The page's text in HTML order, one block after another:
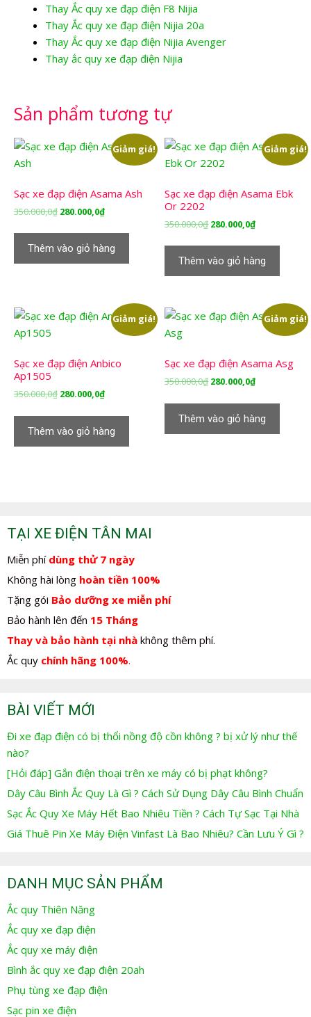
Thay Ắc quy xe đạp điện F8 Nijia
Thay Ắc quy xe đạp điện Nijia 20a
Thay Ắc quy xe đạp điện Nijia Avenger
Thay ắc quy xe đạp điện Nijia
Sản phẩm tương tự
Giảm giá!
Sạc xe đạp điện Asama Ash
350.000,0₫ Giá
350.000,0₫.
280.000,0₫Giá
là:
280.000,0₫.
Thêm vào giỏ hàng
Giảm giá!
Sạc xe đạp điện Asama Ebk
Or 2202
350.000,0₫ Giá
350.000,0₫.
280.000,0₫Giá
là:
280.000,0₫.
Thêm vào giỏ hàng
Giảm giá!
Sạc xe đạp điện Anbico
Ap1505
350.000,0₫ Giá
350.000,0₫.
280.000,0₫Giá
là:
280.000,0₫.
Thêm vào giỏ hàng
Giảm giá!
Sạc xe đạp điện Asama Asg
350.000,0₫ Giá
350.000,0₫.
280.000,0₫Giá
là:
280.000,0₫.
Thêm vào giỏ hàng
TẠI XE ĐIỆN TÂN MAI
Miễn phí dùng thử 7 ngày
Không hài lòng hoàn tiền 100%
Tặng gói Bảo dưỡng xe miễn phí
Bảo hành lên đến 15 Tháng
Thay và bảo hành tại nhà không thêm phí.
Ắc quy chính hãng 100%.
BÀI VIẾT MỚI
Đi xe đạp điện có bị thổi nồng độ cồn không ? bị xử lý như thế
nào?
[Hỏi đáp] Gắn điện thoại trên xe máy có bị phạt không?
Dây Câu Bình Ắc Quy Là Gì ? Cách Sử Dụng Dây Câu Bình Chuẩn
Sạc Ắc Quy Xe Máy Hết Bao Nhiêu Tiền ? Cách Tự Sạc Tại Nhà
Giá Thuê Pin Xe Máy Điện Vinfast Là Bao Nhiêu? Cần Lưu Ý Gì ?
DANH MỤC SẢN PHẨM
Ắc quy Thiên Năng
Ắc quy xe đạp điện
Ắc quy xe máy điện
Bình ắc quy xe đạp điện 20ah
Phụ tùng xe đạp điện
Sạc pin xe điện